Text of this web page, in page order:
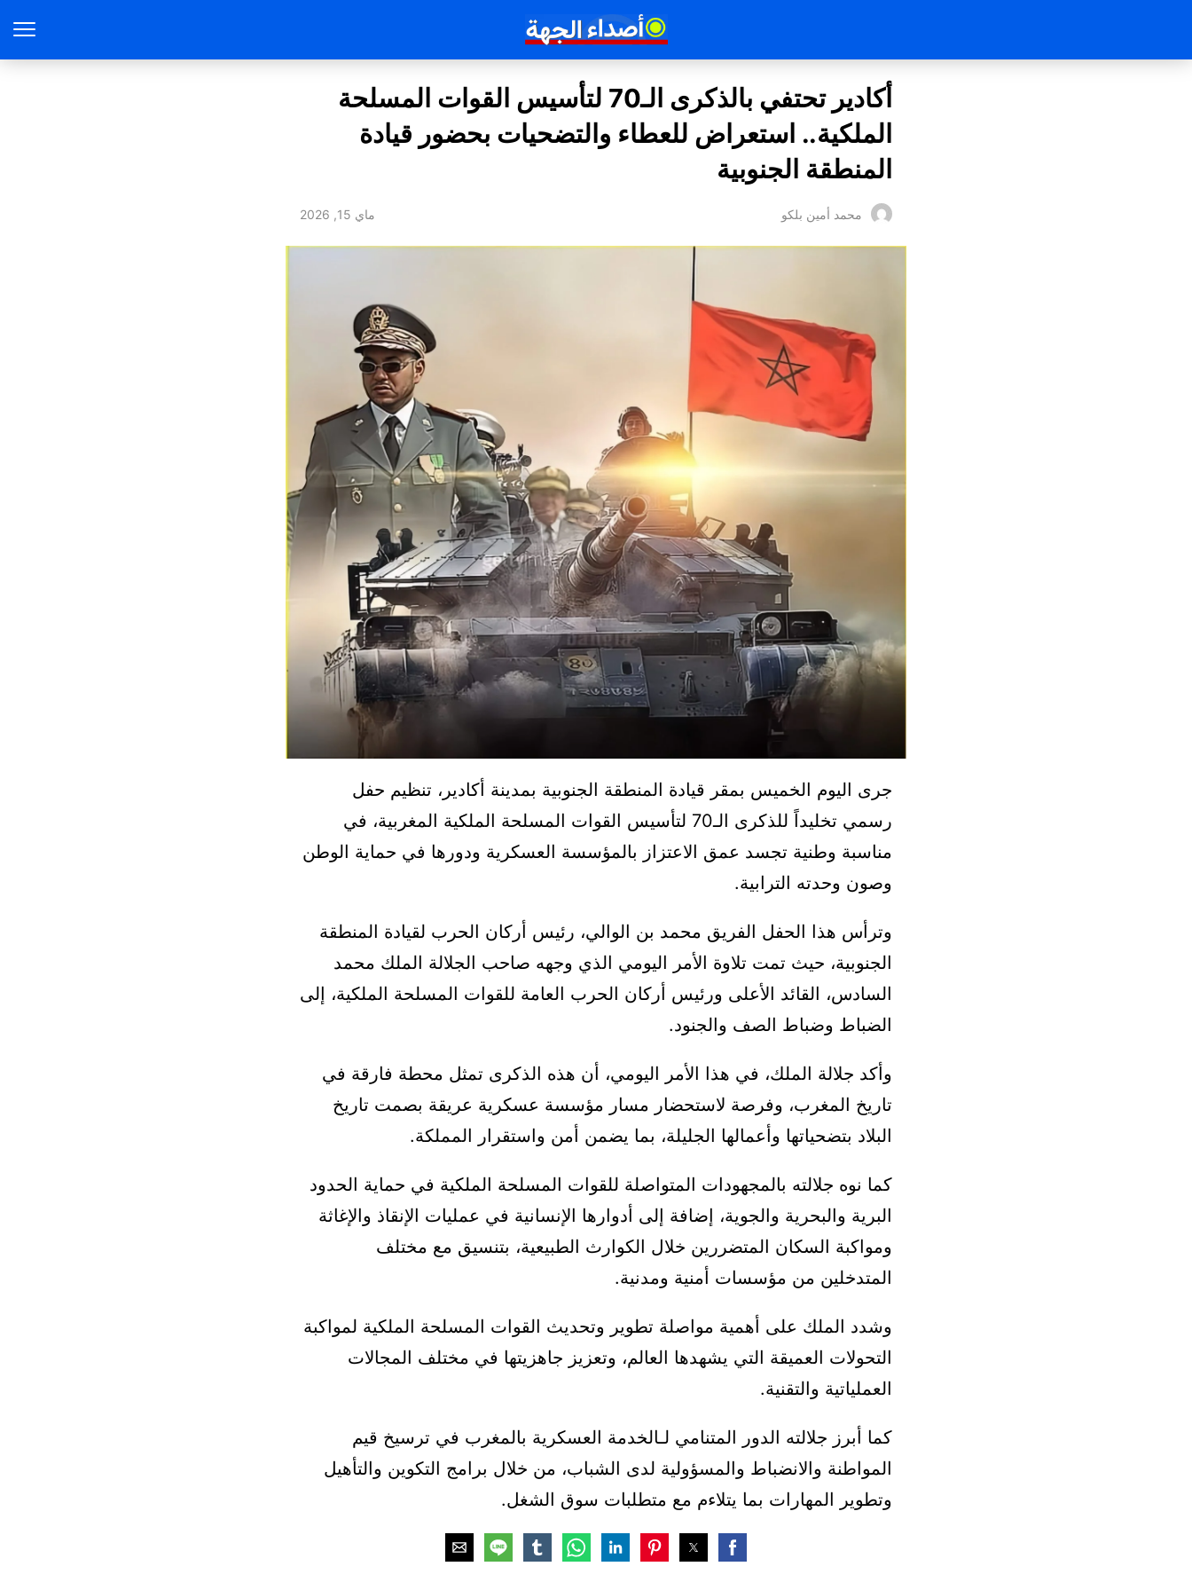
أكادير تحتفي بالذكرى الـ70 لتأسيس القوات المسلحة
الملكية.. استعراض للعطاء والتضحيات بحضور قيادة
المنطقة الجنوبية
محمد أمين بلكو ماي 15, 2026
جرى اليوم الخميس بمقر قيادة المنطقة الجنوبية بمدينة أكادير، تنظيم حفل
رسمي تخليداً للذكرى الـ70 لتأسيس القوات المسلحة الملكية المغربية، في
مناسبة وطنية تجسد عمق الاعتزاز بالمؤسسة العسكرية ودورها في حماية الوطن
وصون وحدته الترابية.
وترأس هذا الحفل الفريق محمد بن الوالي، رئيس أركان الحرب لقيادة المنطقة
الجنوبية، حيث تمت تلاوة الأمر اليومي الذي وجهه صاحب الجلالة الملك محمد
السادس، القائد الأعلى ورئيس أركان الحرب العامة للقوات المسلحة الملكية، إلى
الضباط وضباط الصف والجنود.
وأكد جلالة الملك، في هذا الأمر اليومي، أن هذه الذكرى تمثل محطة فارقة في
تاريخ المغرب، وفرصة لاستحضار مسار مؤسسة عسكرية عريقة بصمت تاريخ
البلاد بتضحياتها وأعمالها الجليلة، بما يضمن أمن واستقرار المملكة.
كما نوه جلالته بالمجهودات المتواصلة للقوات المسلحة الملكية في حماية الحدود
البرية والبحرية والجوية، إضافة إلى أدوارها الإنسانية في عمليات الإنقاذ والإغاثة
ومواكبة السكان المتضررين خلال الكوارث الطبيعية، بتنسيق مع مختلف
المتدخلين من مؤسسات أمنية ومدنية.
وشدد الملك على أهمية مواصلة تطوير وتحديث القوات المسلحة الملكية لمواكبة
التحولات العميقة التي يشهدها العالم، وتعزيز جاهزيتها في مختلف المجالات
العملياتية والتقنية.
كما أبرز جلالته الدور المتنامي لـالخدمة العسكرية بالمغرب في ترسيخ قيم
المواطنة والانضباط والمسؤولية لدى الشباب، من خلال برامج التكوين والتأهيل
وتطوير المهارات بما يتلاءم مع متطلبات سوق الشغل.